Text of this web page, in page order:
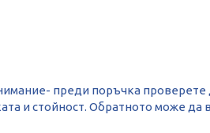
преди поръчка проверете
и стойност. Обратното може да